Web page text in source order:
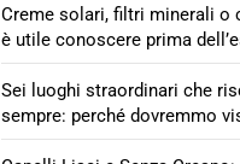
Creme solari, filtri minerali o
è utile conoscere prima
Sei luoghi straordinari che
sempre: perché dovremmo